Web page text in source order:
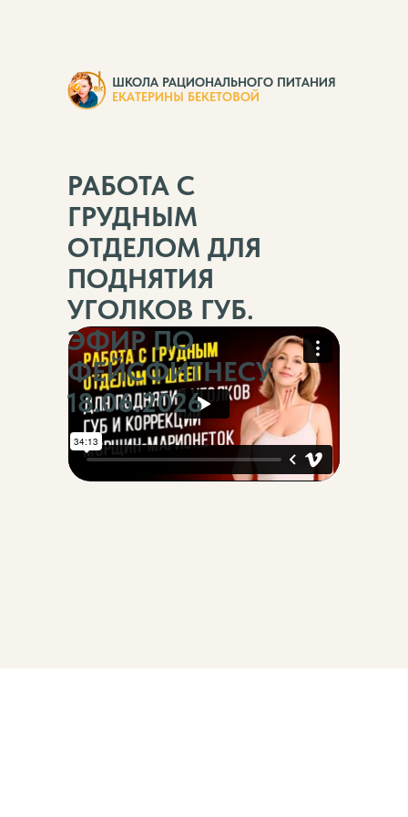
РАБОТА С
ГРУДНЫМ
ОТДЕЛОМ ДЛЯ
ПОДНЯТИЯ
УГОЛКОВ ГУБ.
ЭФИР ПО
ФЕЙСФИТНЕСУ
18.06.2026
ШКОЛА РАЦИОНАЛЬНОГО ПИТАНИЯ
ЕКАТЕРИНЫ БЕКЕТОВОЙ